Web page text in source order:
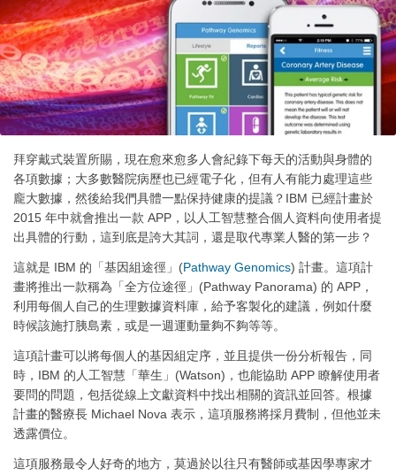
拜穿戴式裝置所賜，現在愈來愈多人會紀錄下每天的活動與身體的
各項數據；大多數醫院病歷也已經電子化，但有人有能力處理這些
龐大數據，然後給我們具體一點保持健康的提議？IBM 已經計畫於
2015 年中就會推出一款 APP，以人工智慧整合個人資料向使用者提
出具體的行動，這到底是誇大其詞，還是取代專業人醫的第一步？
這就是 IBM 的「基因組途徑」(Pathway Genomics) 計畫。這項計
畫將推出一款稱為「全方位途徑」(Pathway Panorama) 的 APP，
利用每個人自己的生理數據資料庫，給予客製化的建議，例如什麼
時候該施打胰島素，或是一週運動量夠不夠等等。
這項計畫可以將每個人的基因組定序，並且提供一份分析報告，同
時，IBM 的人工智慧「華生」(Watson)，也能協助 APP 瞭解使用者
要問的問題，包括從線上文獻資料中找出相關的資訊並回答。根據
計畫的醫療長 Michael Nova 表示，這項服務將採月費制，但他並未
透露價位。
這項服務最令人好奇的地方，莫過於以往只有醫師或基因學專家才